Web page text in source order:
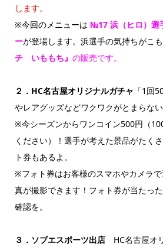
します。
※今回のメニューは №17 浜（ヒロ）選
ーが登場します。浜選手の気持ちがこ
チ いももち』 の販売です。
２． HC名古屋オリジナルガチャ 「1回
やレアグッズなどワクワクがとまらない
※今シーズンからワンコイン500円（
ください）！選手が考えた景品がたく
ト券もあるよ。
※フォト券はお客様のスマホやカメラ
真が撮影できます！フォト券が当たっ
確認を。
３．ソブエスポーツ出店HC名古屋オ